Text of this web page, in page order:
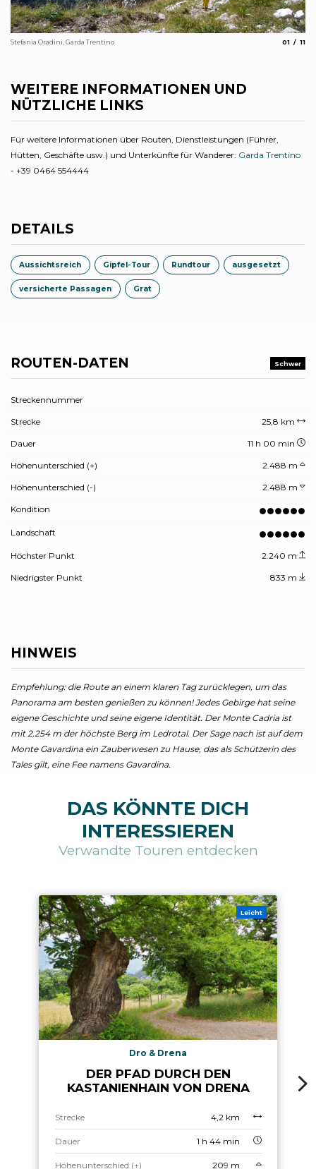
Stefania Oradini, Garda Trentino 01 11
WEITERE INFORMATIONEN UND
NÜTZLICHE LINKS
Für weitere Informationen über Routen, Dienstleistungen (Führer,
Hütten, Geschäfte usw.) und Unterkünfte für Wanderer: Garda Trentino
- +39 0464 554444
DETAILS
Aussichtsreich Gipfel-Tour Rundtour ausgesetzt
versicherte Passagen Grat
ROUTEN-DATEN Schwer
Streckennummer
Strecke 25,8 km
Dauer 11 h 00 min
Höhenunterschied (+) 2.488 m
Höhenunterschied (-) 2.488 m
Kondition
Landschaft
Höchster Punkt 2.240 m
Niedrigster Punkt 833 m
HINWEIS
Empfehlung: die Route an einem klaren Tag zurücklegen, um das
Panorama am besten genießen zu können! Jedes Gebirge hat seine
eigene Geschichte und seine eigene Identität. Der Monte Cadria ist
mit 2.254 m der höchste Berg im Ledrotal. Der Sage nach ist auf dem
Monte Gavardina ein Zauberwesen zu Hause, das als Schützerin des
Tales gilt, eine Fee namens Gavardina.
DAS KÖNNTE DICH
INTERESSIEREN
Verwandte Touren entdecken
Leicht
Dro & Drena
DER PFAD DURCH DEN
KASTANIENHAIN VON DRENA
Strecke 4,2 km
Dauer 1 h 44 min
Höhenunterschied (+) 209 m